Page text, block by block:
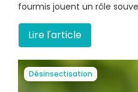
fourmis jouent un rôle
Lire l'article
Désinsectisation